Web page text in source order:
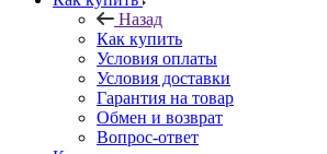
Назад
Как купить
Условия оплаты
Условия доставки
Гарантия на товар
Обмен и возврат
Вопрос-ответ